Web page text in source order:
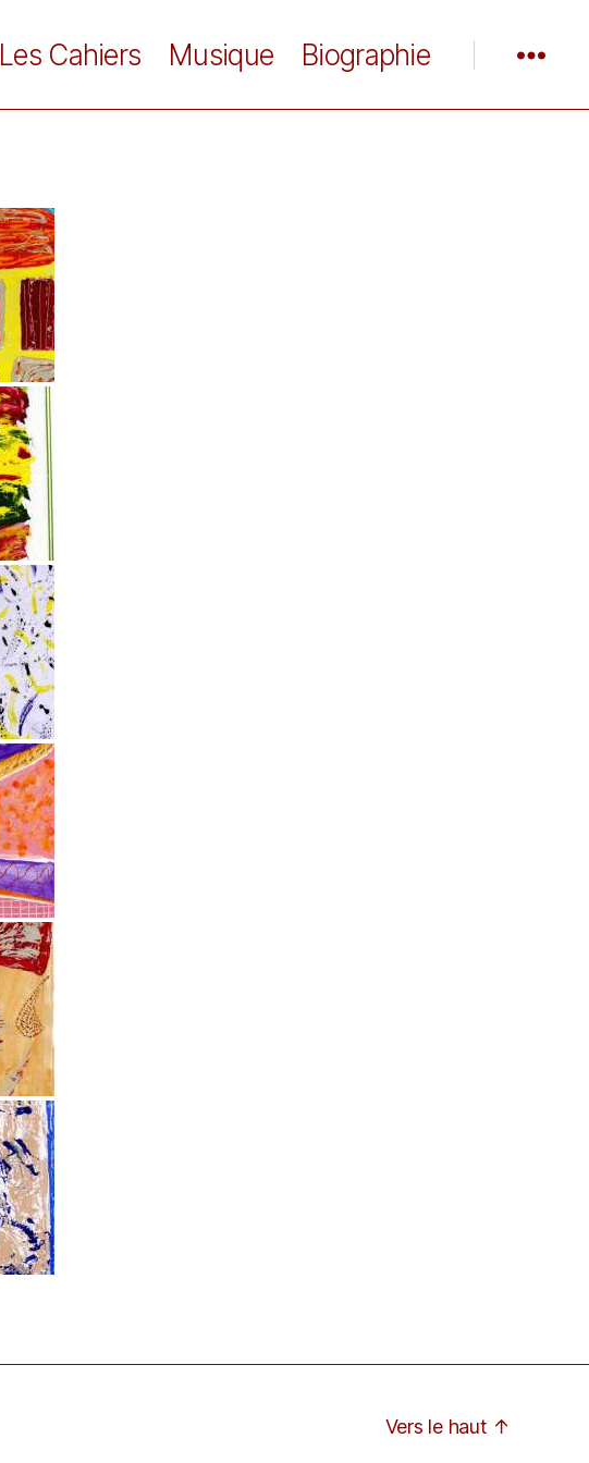
Les Cahiers Musique Biographie
Vers le haut ↑